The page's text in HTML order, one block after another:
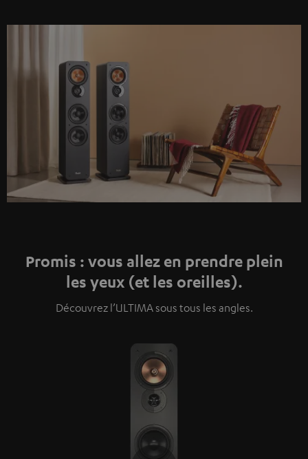
Promis : vous allez en prendre plein
les yeux (et les oreilles).
Découvrez l’ULTIMA sous tous les angles.